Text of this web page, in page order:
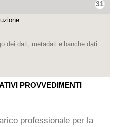
31
dei dati, metadati e banche dati
PROVVEDIMENTI
professionale per la